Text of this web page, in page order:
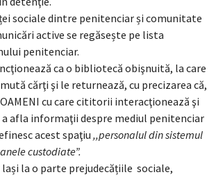
sociale dintre penitenciar și comunitate
active se regăsește pe lista
penitenciar.
ca o bibliotecă obişnuită, la care
cărţi şi le returnează, cu precizarea că,
cu care cititorii interacţionează şi
afla informaţii despre mediul penitenciar
acest spaţiu ,,personalul din sistemul
custodiate”.
la o parte prejudecățiile sociale,